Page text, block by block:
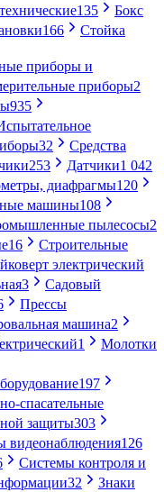
135
Бокс
166
Стойка
приборы и
приборы2
935
32
Средства
253 Датчики1 042
диафрагмы120
машины108
пылесосы2
16
Строительные
электрический
3
Садовый
Прессы
машина2
1
Молотки
197
спасательные
защиты303
видеонаблюдения126
Системы контроля и
32
Знаки